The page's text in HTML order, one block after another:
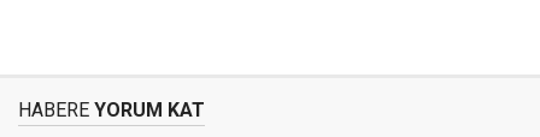
HABERE YORUM KAT